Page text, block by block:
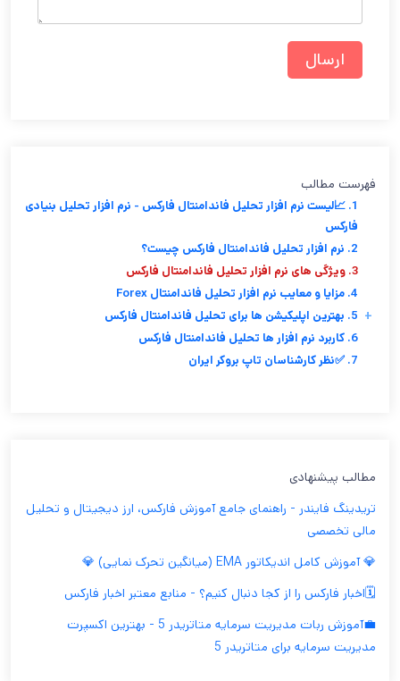
فهرست مطالب
1. 📈لیست نرم افزار تحلیل فاندامنتال فارکس - نرم افزار تحلیل بنیادی
فارکس
2. نرم افزار تحلیل فاندامنتال فارکس چیست؟
3. ویژگی های نرم افزار تحلیل فاندامنتال فارکس
4. مزایا و معایب نرم افزار تحلیل فاندامنتال Forex
5. بهترین اپلیکیشن ها برای تحلیل فاندامنتال فارکس +
6. کاربرد نرم افزار ها تحلیل فاندامنتال فارکس
7. ✅نظر کارشناسان تاپ بروکر ایران
مطالب پیشنهادی
تریدینگ فایندر - راهنمای جامع آموزش فارکس، ارز دیجیتال و تحلیل
مالی تخصصی
💎 آموزش کامل اندیکاتور EMA (میانگین تحرک نمایی) 💎
🗓️اخبار فارکس را از کجا دنبال کنیم؟ - منابع معتبر اخبار فارکس
💼آموزش ربات مدیریت سرمایه متاتریدر 5 - بهترین اکسپرت
مدیریت سرمایه برای متاتریدر 5